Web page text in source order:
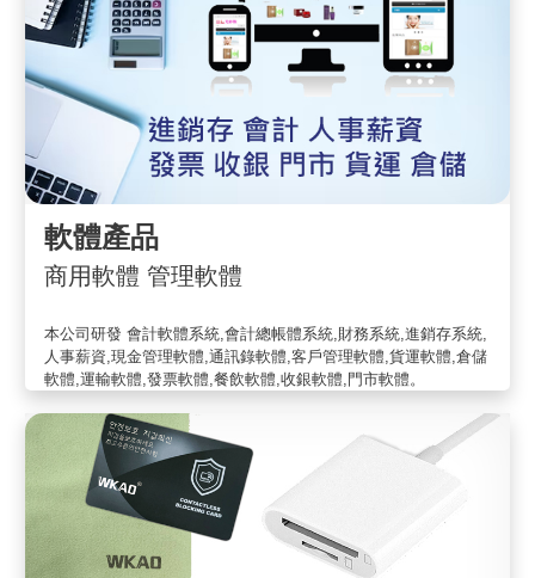
軟體產品
商用軟體 管理軟體
本公司研發 會計軟體系統,會計總帳體系統,財務系統,進銷存系統,
人事薪資,現金管理軟體,通訊錄軟體,客戶管理軟體,貨運軟體,倉儲
軟體,運輸軟體,發票軟體,餐飲軟體,收銀軟體,門市軟體。